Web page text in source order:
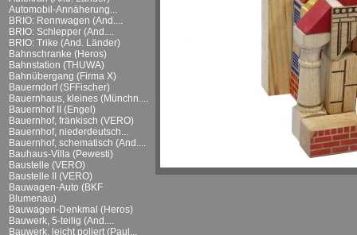
Automobil-Annäherung...
BRIO: Rennwagen (And....
BRIO: Schlepper (And....
BRIO: Trike (And. Länder)
Bahnschranke (Heros)
Bahnstation (THUWA)
Bahnübergang (Firma X)
Bauerndorf (SFFischer)
Bauernhaus, kleines (Münchn....
Bauernhof II (Engel)
Bauernhof, fränkisch (VERO)
Bauernhof, niederdeutsch...
Bauernhof, schematisch (And....
Bauhaus-Villa (Pewesti)
Baustelle (VERO)
Baustelle II (VERO)
Bauwagen-Auto (BKF
Blumenau)
Bauwagen-Denkmal (Heros)
Bauwerk, 5-teilig (And....
Bauwerk, leicht poliert (Paul...